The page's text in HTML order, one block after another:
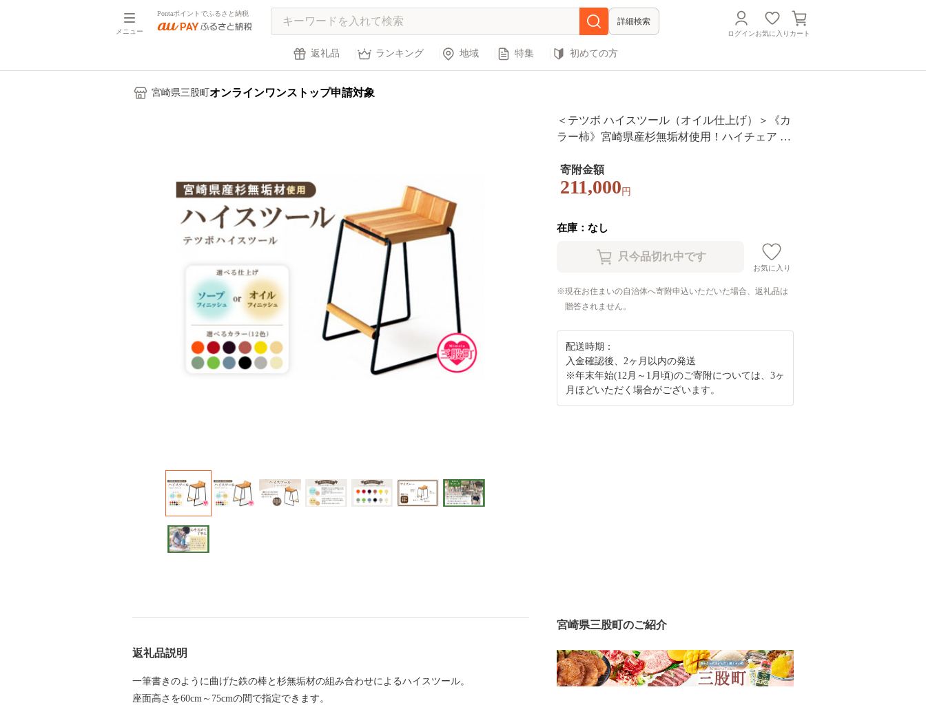
メニュー
Pontaポイントでふるさと納税
詳細検索
ログインお気に入り カート
返礼品 ランキング 地域 特集 初めての方
宮崎県三股町 オンラインワンストップ申請対象
＜テツボ ハイスツール（オイル仕上げ）＞《カ
ラー柿》宮崎県産杉無垢材使用！ハイチェア イ
無垢材 ダイニング 食卓 リビング カウンター キ
ッチン 新生活 ナチュラル おしゃれ【MI053-kw-
寄附金額
211,000 円
在庫：なし
お気に入り
現在お住まいの自治体へ寄附申込いただいた場合、返礼品は
贈答されません。
配送時期：
入金確認後、2ヶ月以内の発送
※年末年始(12月～1月頃)のご寄附については、3ヶ
月ほどいただく場合がございます。
返礼品説明
一筆書きのように曲げた鉄の棒と杉無垢材の組み合わせによるハイスツール。
座面高さを60cm～75cmの間で指定できます。
宮崎県三股町のご紹介